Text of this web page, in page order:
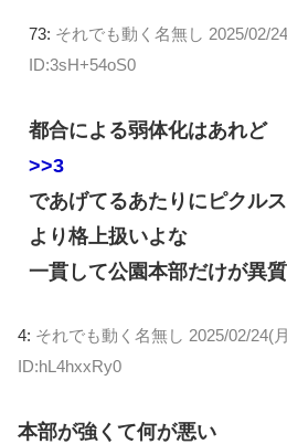
73: それでも動く名無し 2025/02/
ID:3sH+54oS0
都合による弱体化はあれど
>>3
であげてるあたりにピクル
より格上扱いよな
一貫して公園本部だけが異質
4: それでも動く名無し 2025/02/24(
ID:hL4hxxRy0
本部が強くて何が悪い